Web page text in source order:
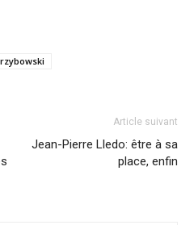
Article suivant
Jean-Pierre Lledo: être à sa
place, enfin